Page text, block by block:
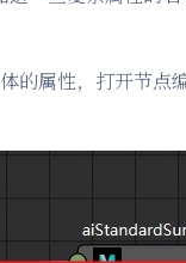
的属性，打开节